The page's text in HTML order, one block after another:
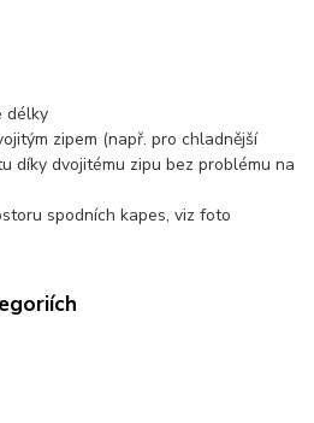
délky
zipem (např. pro chladnější
díky dvojitému zipu bez problému na
spodních kapes, viz foto